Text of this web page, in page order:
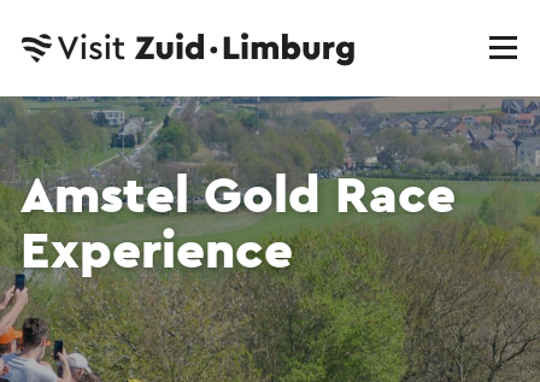
Amstel Gold Race
Experience